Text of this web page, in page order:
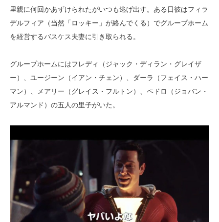
里親に何回かあずけられたがいつも逃げ出す。ある日彼はフィラ
デルフィア（当然「ロッキー」が絡んでくる）でグループホーム
を経営するバスケス夫妻に引き取られる。
グループホームにはフレディ（ジャック・ディラン・グレイザ
ー）、ユージーン（イアン・チェン）、ダーラ（フェイス・ハー
マン）、メアリー（グレイス・フルトン）、ペドロ（ジョバン・
アルマンド）の五人の里子がいた。